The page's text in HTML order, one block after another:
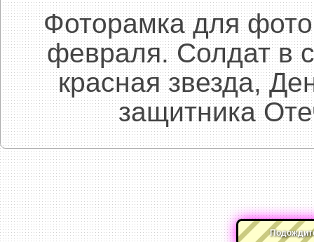
Фоторамка для
февраля. Солдат в
красная звезда,
защитника